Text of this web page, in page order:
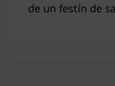
de un festín de